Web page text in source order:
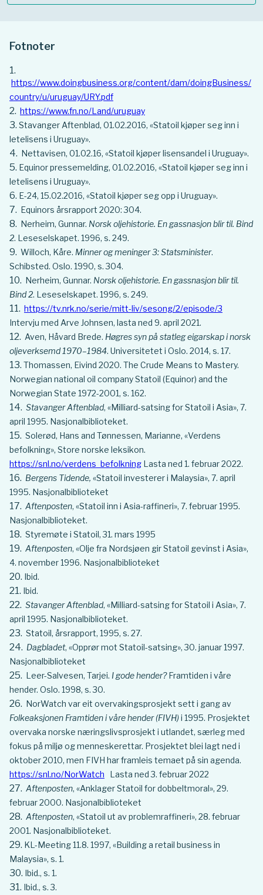
Fotnoter
https://www.doingbusiness.org/content/dam/doingBusiness/
country/u/uruguay/URY.pdf
https://www.fn.no/Land/uruguay
Stavanger Aftenblad, 01.02.2016, «Statoil kjøper seg inn i
letelisens i Uruguay».
Nettavisen, 01.02.16, «Statoil kjøper lisensandel i Uruguay».
Equinor pressemelding, 01.02.2016, «Statoil kjøper seg inn i
letelisens i Uruguay».
E-24, 15.02.2016, «Statoil kjøper seg opp i Uruguay».
Equinors årsrapport 2020: 304.
Nerheim, Gunnar. Norsk oljehistorie. En gassnasjon blir til. Bind
2. Leseselskapet. 1996, s. 249.
Willoch, Kåre. Minner og meninger 3: Statsminister.
Schibsted. Oslo. 1990, s. 304.
Nerheim, Gunnar. Norsk oljehistorie. En gassnasjon blir til.
Bind 2. Leseselskapet. 1996, s. 249.
https://tv.nrk.no/serie/mitt-liv/sesong/2/episode/3
Intervju med Arve Johnsen, lasta ned 9. april 2021.
Aven, Håvard Brede. Høgres syn på statleg eigarskap i norsk
oljeverksemd 1970–1984. Universitetet i Oslo. 2014, s. 17.
Thomassen, Eivind 2020. The Crude Means to Mastery.
Norwegian national oil company Statoil (Equinor) and the
Norwegian State 1972-2001, s. 162.
Stavanger Aftenblad, «Milliard-satsing for Statoil i Asia», 7.
april 1995. Nasjonalbiblioteket.
Solerød, Hans and Tønnessen, Marianne, «Verdens
befolkning», Store norske leksikon.
https://snl.no/verdens_befolkning Lasta ned 1. februar 2022.
Bergens Tidende, «Statoil investerer i Malaysia», 7. april
1995. Nasjonalbiblioteket
Aftenposten, «Statoil inn i Asia-raffineri», 7. februar 1995.
Nasjonalbiblioteket.
Styremøte i Statoil, 31. mars 1995
Aftenposten, «Olje fra Nordsjøen gir Statoil gevinst i Asia»,
4. november 1996. Nasjonalbiblioteket
Ibid.
Ibid.
Stavanger Aftenblad, «Milliard-satsing for Statoil i Asia», 7.
april 1995. Nasjonalbiblioteket.
Statoil, årsrapport, 1995, s. 27.
Dagbladet, «Opprør mot Statoil-satsing», 30. januar 1997.
Nasjonalbiblioteket
Leer-Salvesen, Tarjei. I gode hender?Framtiden i våre
hender. Oslo. 1998, s. 30.
NorWatch var eit overvakingsprosjekt sett i gang av
Folkeaksjonen Framtiden i våre hender (FIVH)i 1995. Prosjektet
overvaka norske næringslivsprosjekt i utlandet, særleg med
fokus på miljø og menneskerettar. Prosjektet blei lagt ned i
oktober 2010, men FIVH har framleis temaet på sin agenda.
https://snl.no/NorWatch Lasta ned 3. februar 2022
Aftenposten, «Anklager Statoil for dobbeltmoral», 29.
februar 2000. Nasjonalbiblioteket
Aftenposten, «Statoil ut av problemraffineri», 28. februar
2001. Nasjonalbiblioteket.
KL-Meeting 11.8. 1997, «Building a retail business in
Malaysia», s. 1.
Ibid., s. 1.
Ibid., s. 3.